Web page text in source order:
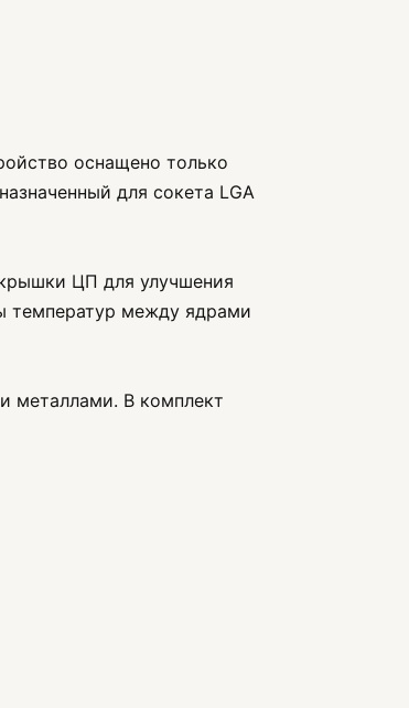
оснащено только
для сокета LGA
ЦП для улучшения
температур между ядрами
металлами. В комплект